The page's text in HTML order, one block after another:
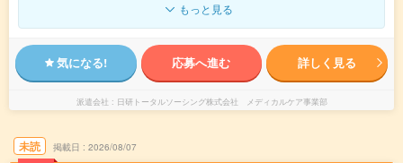
もっと見る
気になる! 応募へ進む 詳しく見る
派遣会社 日研トータルソーシング株式会社 メディカルケア事業部
未読 掲載日 2026/08/07